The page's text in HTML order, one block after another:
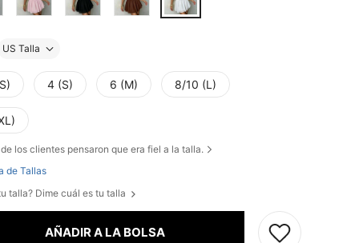
US Talla
4 (S) 6 (M) 8/10 (L)
de los clientes pensaron que era fiel a la talla.
de Tallas
talla? Dime cuál es tu talla
AÑADIR A LA BOLSA